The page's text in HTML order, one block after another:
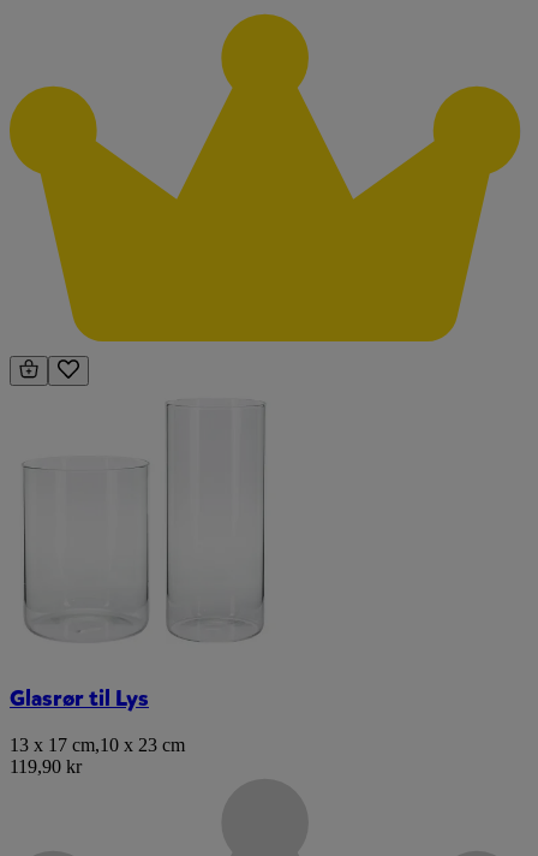
Glasrør til Lys
13 x 17 cm,10 x 23 cm
119,90 kr